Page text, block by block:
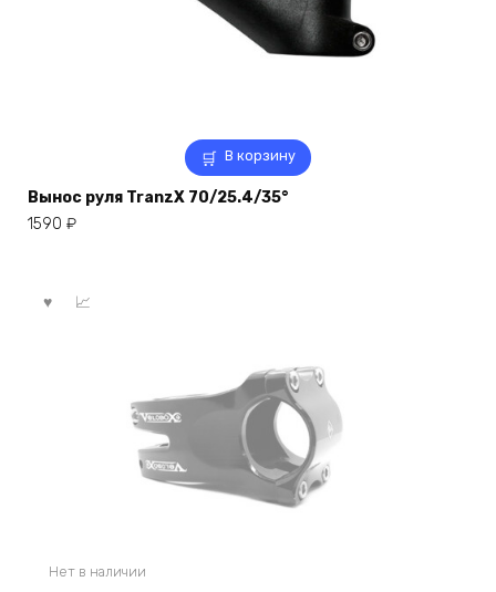
В корзину
Вынос руля TranzX 70/25.4/35°
1590 ₽
Нет в наличии